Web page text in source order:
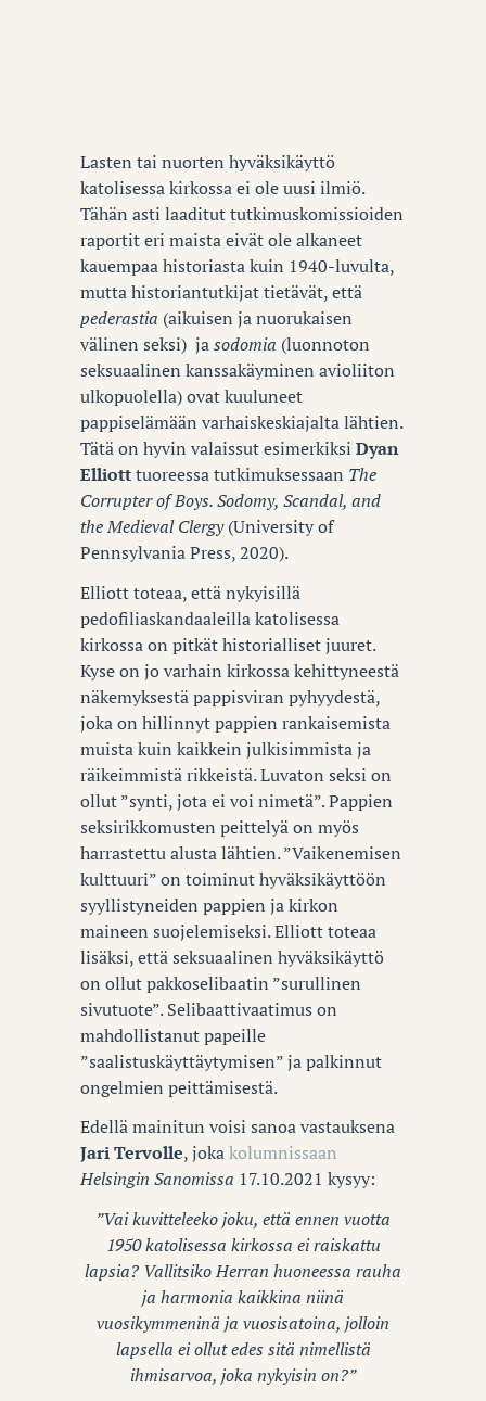
Lasten tai nuorten hyväksikäyttö
katolisessa kirkossa ei ole uusi ilmiö.
Tähän asti laaditut tutkimuskomissioiden
raportit eri maista eivät ole alkaneet
kauempaa historiasta kuin 1940-luvulta,
mutta historiantutkijat tietävät, että
pederastia (aikuisen ja nuorukaisen
välinen seksi) jasodomia (luonnoton
seksuaalinen kanssakäyminen avioliiton
ulkopuolella) ovat kuuluneet
pappiselämään varhaiskeskiajalta lähtien.
Tätä on hyvin valaissut esimerkiksi Dyan
Elliotttuoreessa tutkimuksessaan The
Corrupter of Boys. Sodomy, Scandal, and
the Medieval Clergy(University of
Pennsylvania Press, 2020).
Elliott toteaa, että nykyisillä
pedofiliaskandaaleilla katolisessa
kirkossa on pitkät historialliset juuret.
Kyse on jo varhain kirkossa kehittyneestä
näkemyksestä pappisviran pyhyydestä,
joka on hillinnyt pappien rankaisemista
muista kuin kaikkein julkisimmista ja
räikeimmistä rikkeistä. Luvaton seksi on
ollut ”synti, jota ei voi nimetä”. Pappien
seksirikkomusten peittelyä on myös
harrastettu alusta lähtien. ”Vaikenemisen
kulttuuri” on toiminut hyväksikäyttöön
syyllistyneiden pappien ja kirkon
maineen suojelemiseksi. Elliott toteaa
lisäksi, että seksuaalinen hyväksikäyttö
on ollut pakkoselibaatin ”surullinen
sivutuote”. Selibaattivaatimus on
mahdollistanut papeille
”saalistuskäyttäytymisen” ja palkinnut
ongelmien peittämisestä.
Edellä mainitun voisi sanoa vastauksena
Jari Tervolle, jokakolumnissaan
Helsingin Sanomissa 17.10.2021 kysyy:
”Vai kuvitteleeko joku, että ennen vuotta
1950 katolisessa kirkossa ei raiskattu
lapsia? Vallitsiko Herran huoneessa rauha
ja harmonia kaikkina niinä
vuosikymmeninä ja vuosisatoina, jolloin
lapsella ei ollut edes sitä nimellistä
ihmisarvoa, joka nykyisin on?”